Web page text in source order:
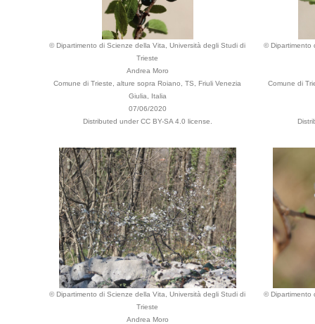
© Dipartimento di Scienze della Vita, Università degli Studi di
Trieste
Andrea Moro
Comune di Trieste, alture sopra Roiano, TS, Friuli Venezia
Giulia, Italia
07/06/2020
Distributed under CC BY-SA 4.0 license.
© Dipartimento
Comune di
© Dipartimento di Scienze della Vita, Università degli Studi di
Trieste
Andrea Moro
© Dipartimento